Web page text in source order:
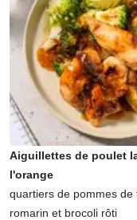
Aiguillettes de poulet
l'orange
quartiers de pommes de
romarin et brocoli rôti